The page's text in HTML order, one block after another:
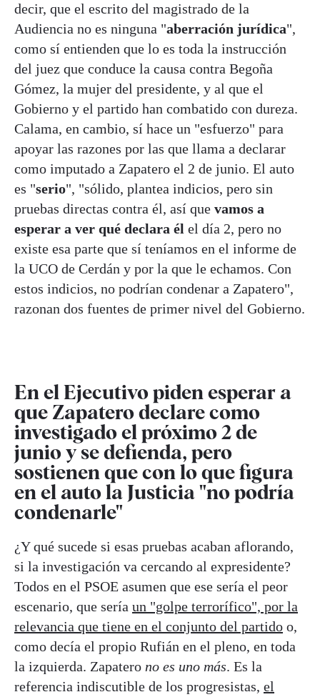
decir, que el escrito del magistrado de la
Audiencia no es ninguna "aberración jurídica",
como sí entienden que lo es toda la instrucción
del juez que conduce la causa contra Begoña
Gómez, la mujer del presidente, y al que el
Gobierno y el partido han combatido con dureza.
Calama, en cambio, sí hace un "esfuerzo" para
apoyar las razones por las que llama a declarar
como imputado a Zapatero el 2 de junio. El auto
es "serio", "sólido, plantea indicios, pero sin
pruebas directas contra él, así que vamos a
esperar a ver qué declara él el día 2, pero no
existe esa parte que sí teníamos en el informe de
la UCO de Cerdán y por la que le echamos. Con
estos indicios, no podrían condenar a Zapatero",
razonan dos fuentes de primer nivel del Gobierno.
En el Ejecutivo piden esperar a
que Zapatero declare como
investigado el próximo 2 de
junio y se defienda, pero
sostienen que con lo que figura
en el auto la Justicia "no podría
condenarle"
¿Y qué sucede si esas pruebas acaban aflorando,
si la investigación va cercando al expresidente?
Todos en el PSOE asumen que ese sería el peor
escenario, que sería un "golpe terrorífico", por la
relevancia que tiene en el conjunto del partido o,
como decía el propio Rufián en el pleno, en toda
la izquierda. Zapatero no es uno más. Es la
referencia indiscutible de los progresistas, el